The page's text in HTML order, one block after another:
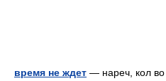
время не ждет — нареч, кол во